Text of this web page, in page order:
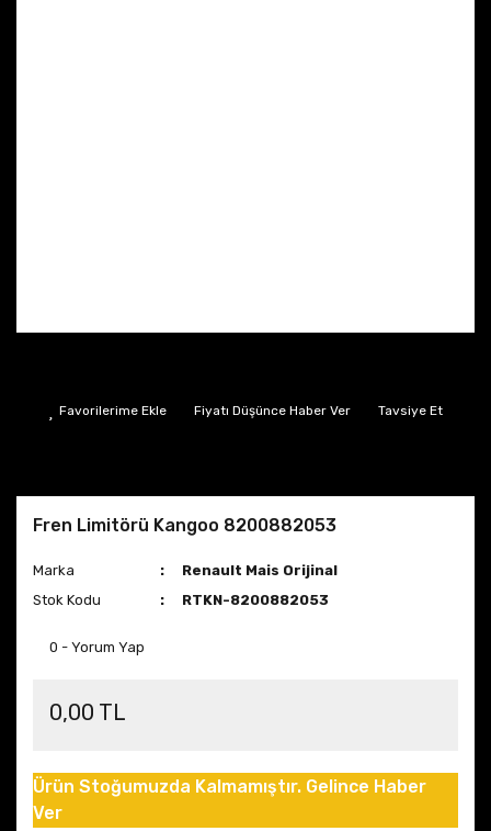
Fiyatı Düşünce Haber Ver Tavsiye Et
Fren Limitörü Kangoo 8200882053
Marka
Renault Mais Orijinal
Stok Kodu
RTKN-8200882053
0 - Yorum Yap
0,00 TL
Ürün Stoğumuzda Kalmamıştır. Gelince Haber
Ver